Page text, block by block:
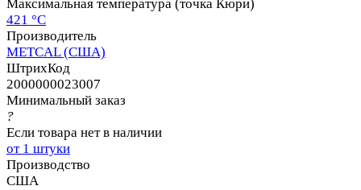
Максимальная температура (точка Кюри)
421 °C
Производитель
METCAL (США)
ШтрихКод
2000000023007
Минимальный заказ
?
Если товара нет в наличии
от 1 штуки
Производство
США